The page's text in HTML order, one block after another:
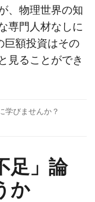
、物理世界の知
専門人材なしに
巨額投資はその
見ることができ
学びませんか？
足」論
か